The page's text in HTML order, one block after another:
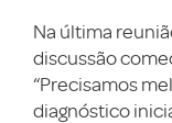
Na última
discussão
“Precisamos
diagnóstico